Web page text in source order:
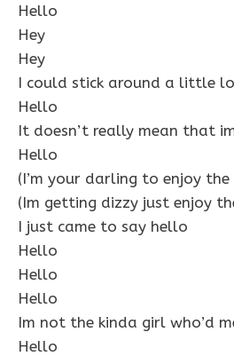
Hello
Hey
Hey
I could stick around a little
Hello
It doesn’t really mean that
Hello
(I’m your darling to enjoy
(Im getting dizzy just enjoy
I just came to say hello
Hello
Hello
Hello
Im not the kinda girl who’d
Hello